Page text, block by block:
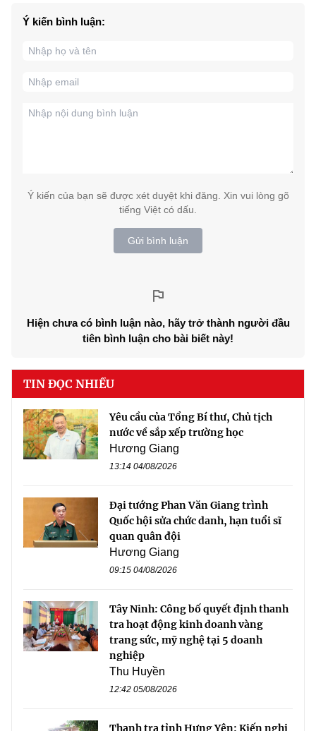
Ý kiến bình luận:
Ý kiến của bạn sẽ được xét duyệt khi đăng. Xin vui lòng gõ
tiếng Việt có dấu.
Gửi bình luận
Hiện chưa có bình luận nào, hãy trở thành người đầu
tiên bình luận cho bài biết này!
TIN ĐỌC NHIỀU
Yêu cầu của Tổng Bí thư, Chủ tịch
nước về sắp xếp trường học
Hương Giang
13:14 04/08/2026
Đại tướng Phan Văn Giang trình
Quốc hội sửa chức danh, hạn tuổi sĩ
quan quân đội
Hương Giang
09:15 04/08/2026
Tây Ninh: Công bố quyết định thanh
tra hoạt động kinh doanh vàng
trang sức, mỹ nghệ tại 5 doanh
nghiệp
Thu Huyền
12:42 05/08/2026
Thanh tra tỉnh Hưng Yên: Kiến nghị